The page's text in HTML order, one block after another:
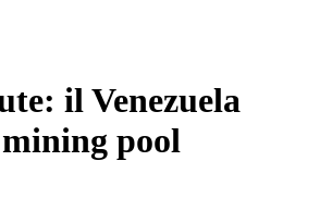
il Venezuela
pool